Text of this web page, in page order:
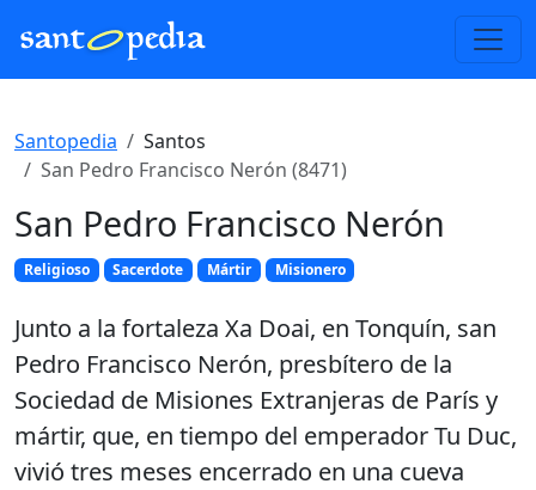
Santopedia
Santos
San Pedro Francisco Nerón (8471)
San Pedro Francisco Nerón
Religioso Sacerdote Mártir Misionero
Junto a la fortaleza Xa Doai, en Tonquín, san
Pedro Francisco Nerón, presbítero de la
Sociedad de Misiones Extranjeras de París y
mártir, que, en tiempo del emperador Tu Duc,
vivió tres meses encerrado en una cueva